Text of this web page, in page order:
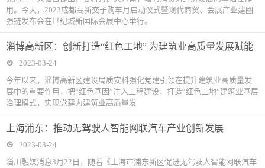
用。今天，2023成都高新交子购车月启动仪式暨现代商贸、会展产业建圈
强链发布会在世纪城新国际会展中心举行。
淄博高新区：创新打造“红色工地” 为建筑业高质量发展赋能
2023-03-24
今年以来，淄博高新区建设局质安科强化党建引领在提升建筑业高质量发
展中的重要作用，把“红色基因”注入工程建设，打造“红色工地”建筑业基层
治理模式，实现党建为建筑业高质量发
上海浦东：推动无驾驶人智能网联汽车产业创新发展
2023-03-24
淄川融媒消息3月22日，随着《上海市浦东新区促进无驾驶人智能网联汽车